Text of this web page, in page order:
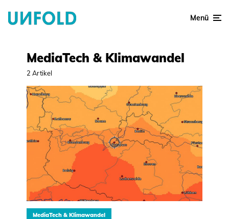
Menü
MediaTech & Klimawandel
2 Artikel
MediaTech & Klimawandel